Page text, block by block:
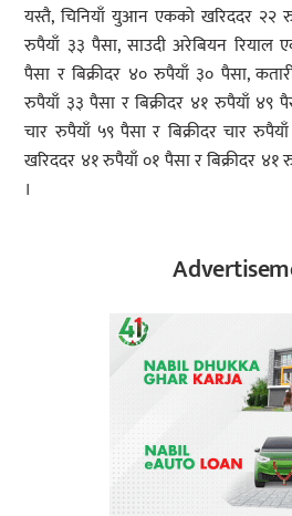
यस्तै, चिनियाँ युआन एकको खरिददर २२
रुपैयाँ ३३ पैसा, साउदी अरेबियन रियाल
पैसा र बिक्रीदर ४० रुपैयाँ ३० पैसा,
रुपैयाँ ३३ पैसा र बिक्रीदर ४१ रुपैयाँ ४९
चार रुपैयाँ ५९ पैसा र बिक्रीदर चार
खरिददर ४१ रुपैयाँ ०१ पैसा र बिक्रीदर
।